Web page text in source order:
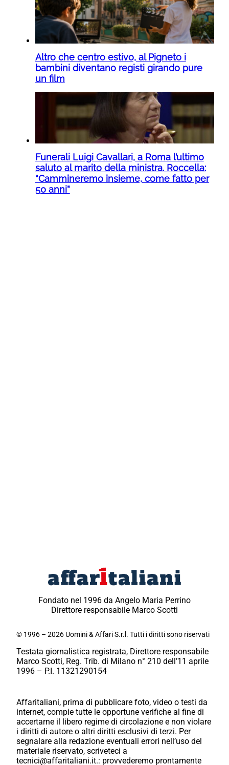
Altro che centro estivo, al Pigneto i
bambini diventano registi girando pure
un film
Funerali Luigi Cavallari, a Roma l’ultimo
saluto al marito della ministra. Roccella:
“Cammineremo insieme, come fatto per
50 anni”
Fondato nel 1996 da Angelo Maria Perrino
Direttore responsabile Marco Scotti
© 1996 – 2026 Uomini & Affari S.r.l. Tutti i diritti sono riservati
Testata giornalistica registrata, Direttore responsabile
Marco Scotti, Reg. Trib. di Milano n° 210 dell’11 aprile
1996 – P.I. 11321290154
Affaritaliani, prima di pubblicare foto, video o testi da
internet, compie tutte le opportune verifiche al fine di
accertarne il libero regime di circolazione e non violare
i diritti di autore o altri diritti esclusivi di terzi. Per
segnalare alla redazione eventuali errori nell’uso del
materiale riservato, scriveteci a
tecnici@affaritaliani.it.: provvederemo prontamente